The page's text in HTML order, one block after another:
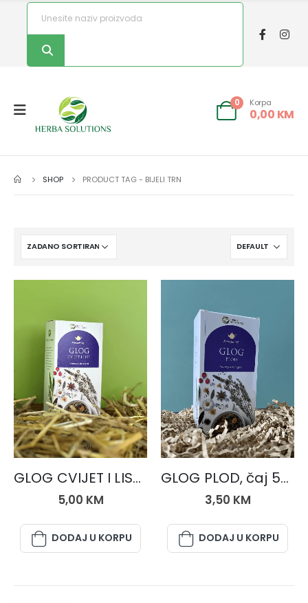
0 Korpa
0,00 KM
SHOP PRODUCT TAG - BIJELI TRN
ČAJEVI
GLOG CVIJET I LIST, čaj 50 gr.
5,00 KM
DODAJ U KORPU
ČAJEVI
GLOG PLOD, čaj 50 gr.
3,50 KM
DODAJ U KORPU